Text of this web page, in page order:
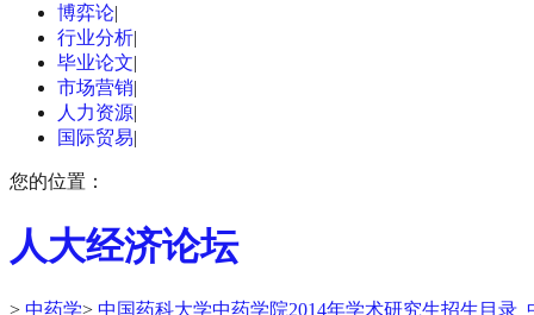
博弈论|
行业分析|
毕业论文|
市场营销|
人力资源|
国际贸易|
您的位置：
人大经济论坛
> 中药学> 中国药科大学中药学院2014年学术研究生招生目录_